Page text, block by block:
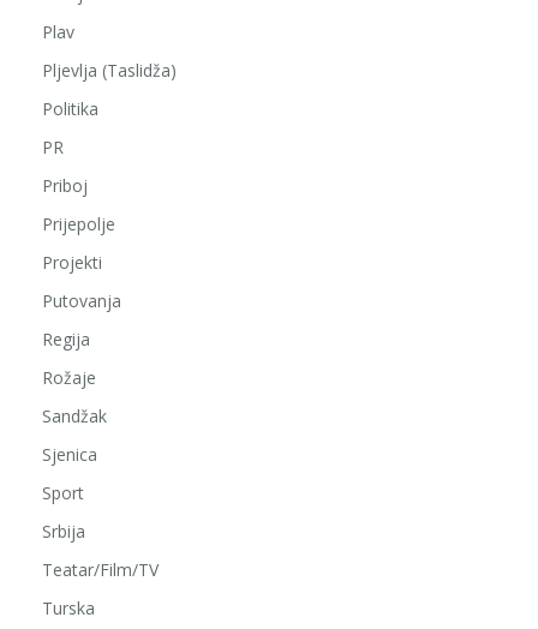
Plav
Pljevlja (Taslidža)
Politika
PR
Priboj
Prijepolje
Projekti
Putovanja
Regija
Rožaje
Sandžak
Sjenica
Sport
Srbija
Teatar/Film/TV
Turska